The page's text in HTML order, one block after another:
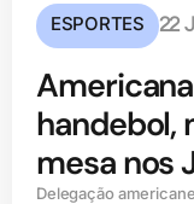
ESPORTES 22
handebol,
mesa nos
Delegação